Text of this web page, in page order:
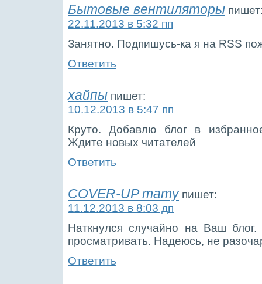
Бытовые вентиляторы
22.11.2013 в 5:32 пп
Занятно. Подпишусь-ка я на RSS
Ответить
хайпы пишет:
10.12.2013 в 5:47 пп
Круто. Добавлю блог в
Ждите новых читателей
Ответить
COVER-UP тату пишет:
11.12.2013 в 8:03 дп
Наткнулся случайно на Ваш блог.
просматривать. Надеюсь, не
Ответить